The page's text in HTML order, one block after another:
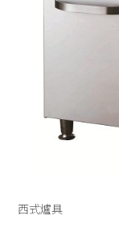
西式爐具